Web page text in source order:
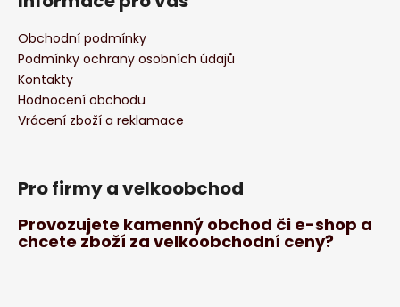
Obchodní podmínky
Podmínky ochrany osobních údajů
Kontakty
Hodnocení obchodu
Vrácení zboží a reklamace
Pro firmy a velkoobchod
Provozujete kamenný obchod či e-shop a
chcete zboží za velkoobchodní ceny?